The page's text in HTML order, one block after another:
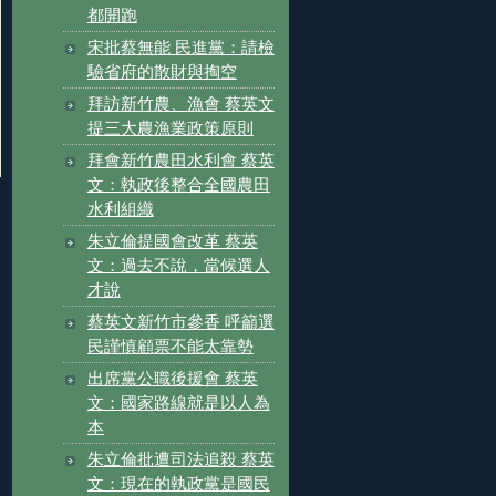
都開跑
宋批蔡無能 民進黨：請檢
驗省府的散財與掏空
拜訪新竹農、漁會 蔡英文
提三大農漁業政策原則
拜會新竹農田水利會 蔡英
文：執政後整合全國農田
水利組織
朱立倫提國會改革 蔡英
文：過去不說，當候選人
才說
蔡英文新竹市參香 呼籲選
民謹慎顧票不能太靠勢
出席黨公職後援會 蔡英
文：國家路線就是以人為
本
朱立倫批遭司法追殺 蔡英
文：現在的執政黨是國民